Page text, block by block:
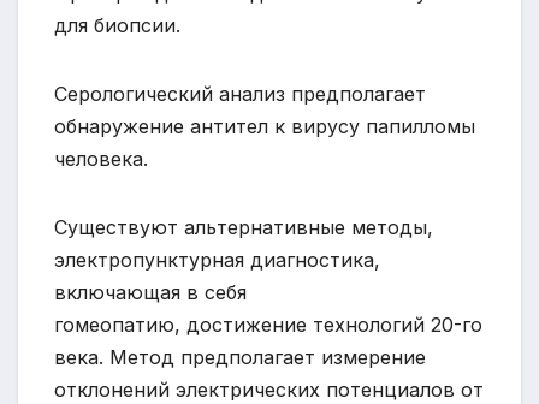
для биопсии.
Серологический анализ предполагает
обнаружение антител к вирусу папилломы
человека.
Существуют альтернативные методы,
электропунктурная диагностика,
включающая в себя
гомеопатию, достижение технологий 20-го
века. Метод предполагает измерение
отклонений электрических потенциалов от